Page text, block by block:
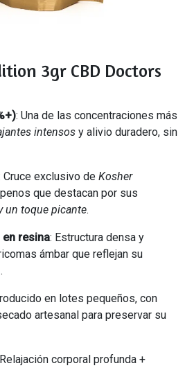
3gr CBD Doctors
: Una de las concentraciones más
intensos y alivio duradero, sin
Cruce exclusivo de Kosher
que destacan por sus
un toque picante.
resina: Estructura densa y
ámbar que reflejan su
.
en lotes pequeños, con
artesanal para preservar su
corporal profunda +